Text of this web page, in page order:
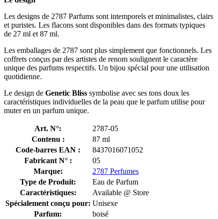
Les designs de 2787 Parfums sont intemporels et minimalistes, clairs
et puristes. Les flacons sont disponibles dans des formats typiques
de 27 ml et 87 ml.
Les emballages de 2787 sont plus simplement que fonctionnels. Les
coffrets conçus par des artistes de renom soulignent le caractère
unique des parfums respectifs. Un bijou spécial pour une utilisation
quotidienne.
Le design de Genetic Bliss symbolise avec ses tons doux les
caractéristiques individuelles de la peau que le parfum utilise pour
muter en un parfum unique.
Art. N°:
2787-05
Contenu :
87 ml
Code-barres EAN :
8437016071052
Fabricant N° :
05
Marque:
2787 Perfumes
Type de Produit:
Eau de Parfum
Caractéristiques:
Available @ Store
Spécialement conçu pour: Unisexe
Parfum:
boisé